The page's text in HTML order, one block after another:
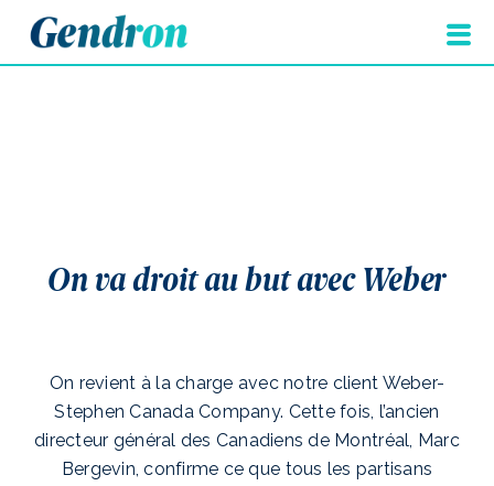
On va droit au but avec Weber
On revient à la charge avec notre client Weber-
Stephen Canada Company. Cette fois, l’ancien
directeur général des Canadiens de Montréal, Marc
Bergevin, confirme ce que tous les partisans